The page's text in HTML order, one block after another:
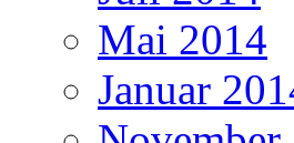
Mai 2014
Januar